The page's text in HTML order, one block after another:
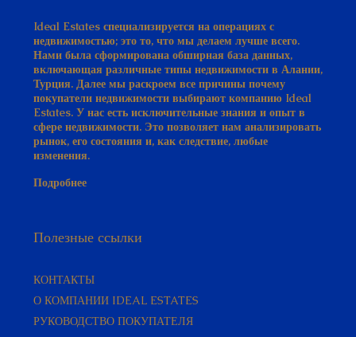
недвижимостью; это то, что мы делаем лучше всего.
Нами была сформирована обширная база данных,
включающая различные типы недвижимости в Алании,
Турция. Далее мы раскроем все причины почему
покупатели недвижимости выбирают компанию Ideal
Estates. У нас есть исключительные знания и опыт в
сфере недвижимости. Это позволяет нам анализировать
рынок, его состояния и, как следствие, любые
изменения.
О КОМПАНИИ IDEAL ESTATES
РУКОВОДСТВО ПОКУПАТЕЛЯ​
FAQ